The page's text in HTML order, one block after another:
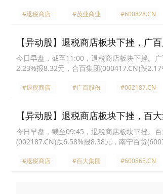
#退税商店 #茂业商业 #600828.CN
【异动股】退税商店板块下挫，广
今日早盘，截至11:00，退税商店板块下挫。
2.23%报8.32元，合百集团(000417.CN)跌
#退税商店 #广百股份 #002187.CN
【异动股】退税商店板块下挫，百
今日早盘，截至09:45，退税商店板块下挫。
(002187.CN)跌6.58%报8.38元，南宁百货
#退税商店 #百大集团 #600865.CN